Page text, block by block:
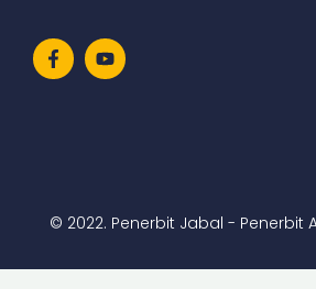
© 2022. Penerbit Jabal - Penerbit